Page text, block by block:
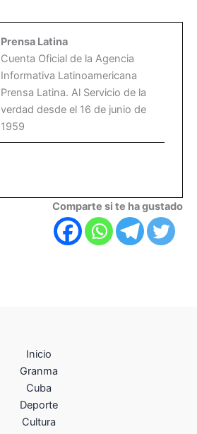
Prensa Latina
Cuenta Oficial de la Agencia
Informativa Latinoamericana
Prensa Latina. Al Servicio de la
verdad desde el 16 de junio de
1959
Comparte si te ha gustado
Inicio
Granma
Cuba
Deporte
Cultura